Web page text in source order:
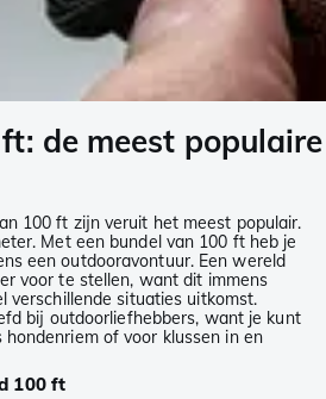
de meest populaire
100 ft zijn veruit het meest populair.
Met een bundel van 100 ft heb je
een outdooravontuur. Een wereld
voor te stellen, want dit immens
verschillende situaties uitkomst.
bij outdoorliefhebbers, want je kunt
of voor klussen in en
100 ft